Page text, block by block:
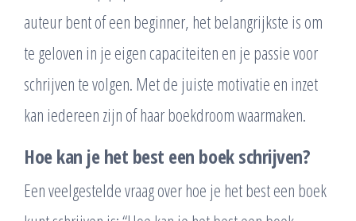
auteur bent of een beginner, het belangrijkste is om
te geloven in je eigen capaciteiten en je passie voor
schrijven te volgen. Met de juiste motivatie en inzet
kan iedereen zijn of haar boekdroom waarmaken.
Hoe kan je het best een boek schrijven?
Een veelgestelde vraag over hoe je het best een boek